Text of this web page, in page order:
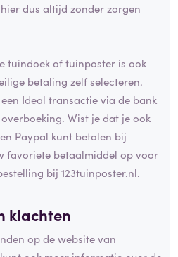
dus altijd zonder zorgen
tuindoek of tuinposter is ook
betaling zelf selecteren.
Ideal transactie via de bank
Wist je dat je ook
Paypal kunt betalen bij
favoriete betaalmiddel op voor
bij 123tuinposter.nl.
klachten
op de website van